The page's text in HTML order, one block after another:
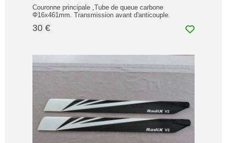
Couronne principale ,Tube de queue carbone
Φ16x461mm. Transmission avant d'anticouple.
30 €